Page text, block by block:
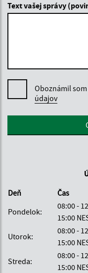
Text vašej správy
Oboznámil som
údajov
Google reCaptcha
Deň
Čas
Pondelok:
08:00 -
15:00
Utorok:
08:00 -
15:00
Streda:
08:00 -
15:00